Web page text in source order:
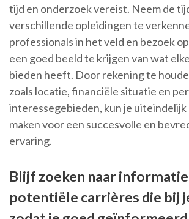
tijd en onderzoek vereist. Neem de
verschillende opleidingen te
professionals in het veld en bezoek
een goed beeld te krijgen van wat
bieden heeft. Door rekening te
zoals locatie, financiële situatie en
interessegebieden, kun je uiteindelijk
maken voor een succesvolle en
ervaring.
Blijf zoeken naar
potentiële carrières die bij